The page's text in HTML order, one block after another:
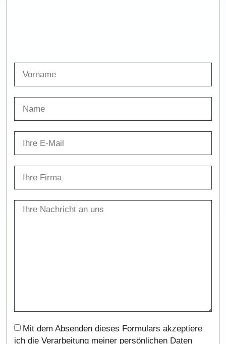
Mit dem Absenden dieses Formulars akzeptiere
ich die Verarbeitung meiner persönlichen Daten